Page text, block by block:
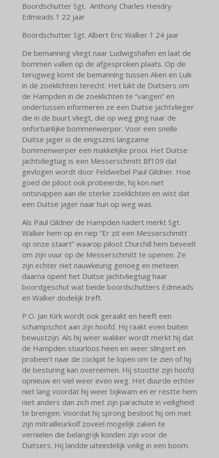
Boordschutter Sgt. Anthony Charles Hendry
Edmeads † 22 jaar
Boordschutter Sgt. Albert Eric Walker † 24 jaar
De bemanning vliegt naar Ludwigshafen en laat de
bommen vallen op de afgesproken plaats. Op de
terugweg komt de bemanning tussen Aken en Luik
in de zoeklichten terecht. Het lukt de Duitsers om
de Hampden in de zoeklichten te “vangen” en
ondertussen informeren ze een Duitse jachtvlieger
die in de buurt vliegt, die op weg ging naar de
onfortuinlijke bommenwerper. Voor een snelle
Duitse jager is de enigszins langzame
bommenwerper een makkelijke prooi. Het Duitse
jachtvliegtuig is een Messerschmitt Bf109 dat
gevlogen wordt door Feldwebel Paul Gildner. Hoe
goed de piloot ook probeerde, hij kon niet
ontsnappen aan de sterke zoeklichten en wist dat
een Duitse jager naar hun op weg was.
Als Paul Gildner de Hampden nadert merkt Sgt.
Walker hem op en riep “Er zit een Messerschmitt
op onze staart” waarop piloot Churchill hem beveelt
om zijn vuur op de Messerschmitt te openen. Ze
zijn echter niet nauwkeurig genoeg en meteen
daarna opent het Duitse jachtvliegtuig haar
boordgeschut wat beide boordschutters Edmeads
en Walker dodelijk treft.
P.O. Jan Kirk wordt ook geraakt en heeft een
schampschot aan zijn hoofd. Hij raakt even buiten
bewustzijn. Als hij weer wakker wordt merkt hij dat
de Hampden stuurloos heen en weer slingert en
probeert naar de cockpit te lopen om te zien of hij
de besturing kan overnemen. Hij stootte zijn hoofd
opnieuw en viel weer even weg. Het duurde echter
niet lang voordat hij weer bijkwam en er restte hem
niet anders dan zich met zijn parachute in veiligheid
te brengen. Voordat hij sprong besloot hij om met
zijn mitrailleurkolf zoveel mogelijk zaken te
vernielen die belangrijk konden zijn voor de
Duitsers. Hij landde uiteindelijk veilig in een boom.